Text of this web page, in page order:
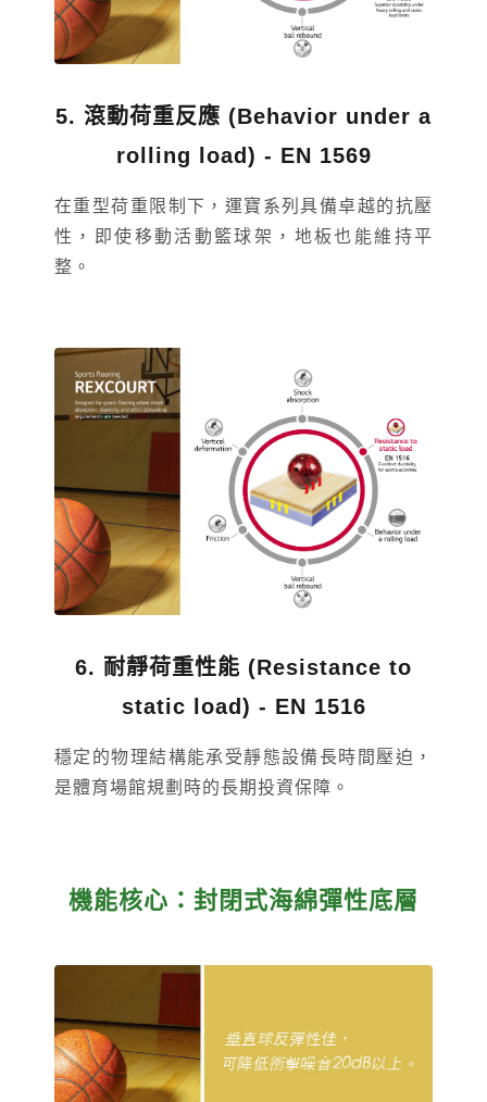
熱門搜尋 太格AI報你知 隔音建材
碳足跡計算器
太格奧運五環 台灣綠建材
5. 滾動荷重反應 (Behavior under a
rolling load) - EN 1569
在重型荷重限制下，運寶系列具備卓越的抗壓
性，即使移動活動籃球架，地板也能維持平
整。
6. 耐靜荷重性能 (Resistance to
static load) - EN 1516
穩定的物理結構能承受靜態設備長時間壓迫，
是體育場館規劃時的長期投資保障。
機能核心：封閉式海綿彈性底層
台中烏日區 Taichung
台中市烏日區三和路8號
TEL： (04)2337-8200
高雄 Kaohsiung
高雄市仁武區八德西路1531號